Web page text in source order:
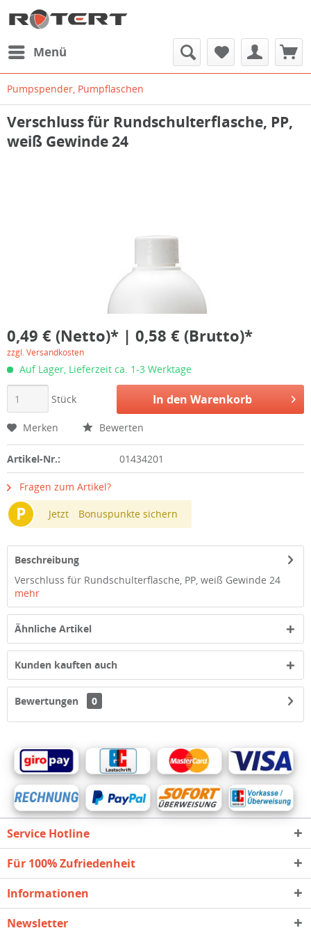
Menü
Pumpspender, Pumpflaschen
Verschluss für Rundschulterflasche, PP,
weiß Gewinde 24
0,49 € (Netto)* | 0,58 € (Brutto)*
zzgl. Versandkosten
Auf Lager, Lieferzeit ca. 1-3 Werktage
Stück In den Warenkorb
Merken Bewerten
Artikel-Nr.: 01434201
Fragen zum Artikel?
P Jetzt Bonuspunkte sichern
Beschreibung
Verschluss für Rundschulterflasche, PP, weiß Gewinde 24
mehr
Ähnliche Artikel
Kunden kauften auch
Bewertungen 0
Service Hotline
Für 100% Zufriedenheit
Informationen
Newsletter